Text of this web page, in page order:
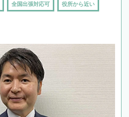
全国出張対応可 役所から近い